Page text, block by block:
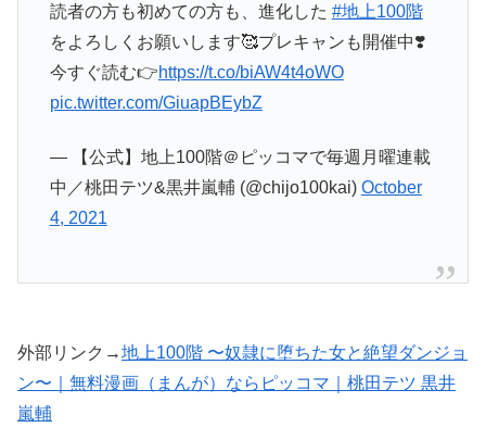
読者の方も初めての方も、進化した #地上100階
をよろしくお願いします🥰プレキャンも開催中❣️
今すぐ読む👉https://t.co/biAW4t4oWO
pic.twitter.com/GiuapBEybZ
— 【公式】地上100階＠ピッコマで毎週月曜連載
中／桃田テツ&黒井嵐輔 (@chijo100kai) October
4, 2021
外部リンク→地上100階 〜奴隷に堕ちた女と絶望ダンジョ
ン〜｜無料漫画（まんが）ならピッコマ｜桃田テツ 黒井
嵐輔